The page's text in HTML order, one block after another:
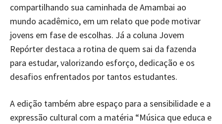
compartilhando sua caminhada de Amambai ao
mundo acadêmico, em um relato que pode motivar
jovens em fase de escolhas. Já a coluna Jovem
Repórter destaca a rotina de quem sai da fazenda
para estudar, valorizando esforço, dedicação e os
desafios enfrentados por tantos estudantes.
A edição também abre espaço para a sensibilidade e a
expressão cultural com a matéria “Música que educa e